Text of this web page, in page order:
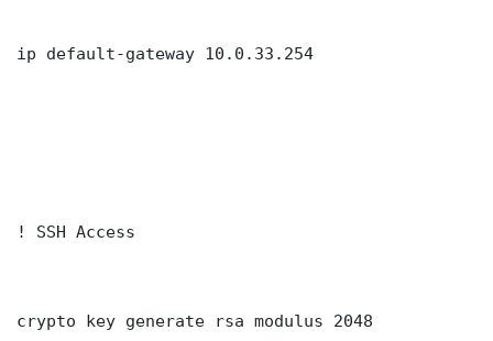
ip default-gateway 10.0.33.254
! SSH Access
crypto key generate rsa modulus 2048